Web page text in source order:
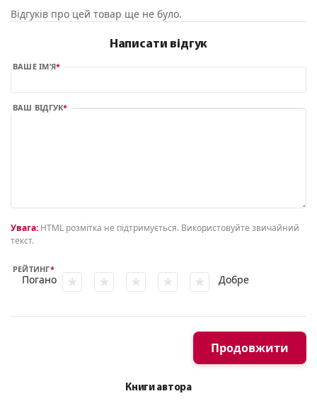
Відгуків про цей товар ще не було.
Написати відгук
ВАШЕ ІМ’Я
ВАШ ВІДГУК
Увага: HTML розмітка не підтримується. Використовуйте звичайний
текст.
РЕЙТИНГ
Погано Добре
Продовжити
Книги автора